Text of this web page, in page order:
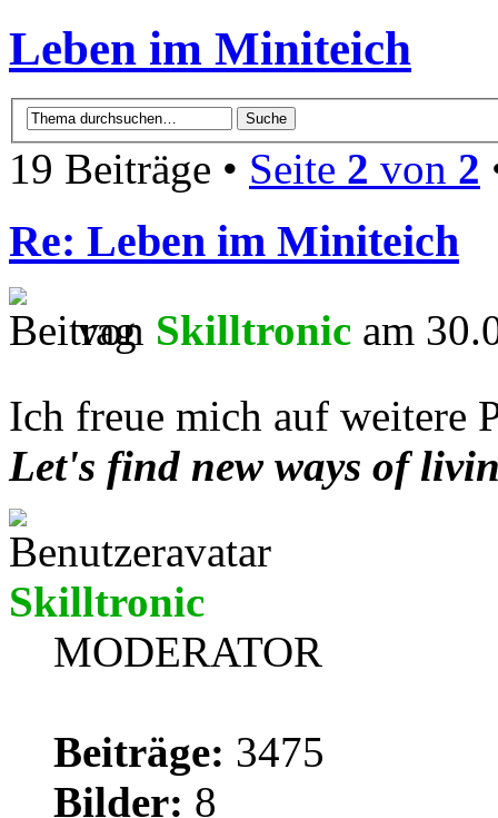
Leben im Miniteich
19 Beiträge • Seite 2 von 2
Re: Leben im Miniteich
von Skilltronic am
Ich freue mich auf weitere
Let's find new ways of
Skilltronic
MODERATOR
Beiträge: 3475
Bilder: 8